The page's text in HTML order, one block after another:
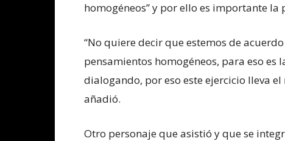
homogéneos” y por ello es importante
“No quiere decir que estemos de
pensamientos homogéneos, para eso
dialogando, por eso este ejercicio lleva el
añadió.
Otro personaje que asistió y que se